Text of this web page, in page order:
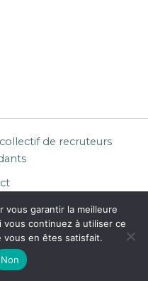
de recruteurs
vous garantir la meilleure
continuez à utiliser ce
vous en êtes satisfait.
Non